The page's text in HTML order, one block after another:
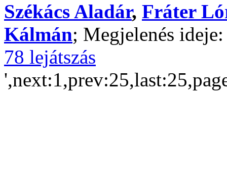
Székács Aladár, Fráter
Kálmán; Megjelenés
78 lejátszás